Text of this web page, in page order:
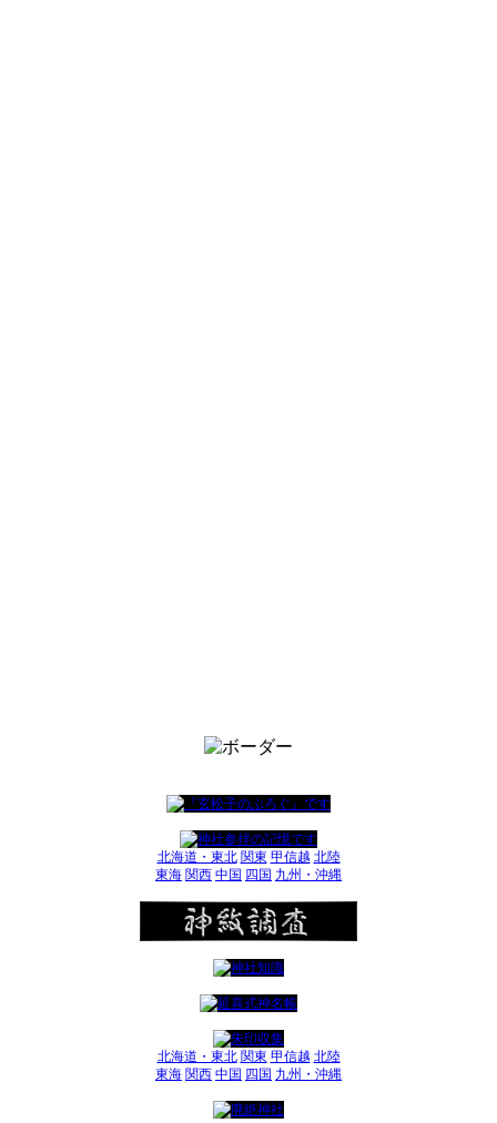
北海道・東北 関東 甲信越 北陸
東海 関西 中国 四国 九州・沖縄
北海道・東北 関東 甲信越 北陸
東海 関西 中国 四国 九州・沖縄